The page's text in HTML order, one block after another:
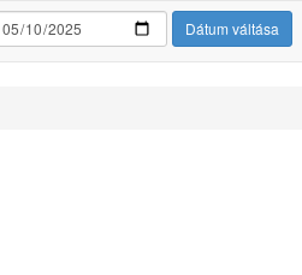
Dátum váltása